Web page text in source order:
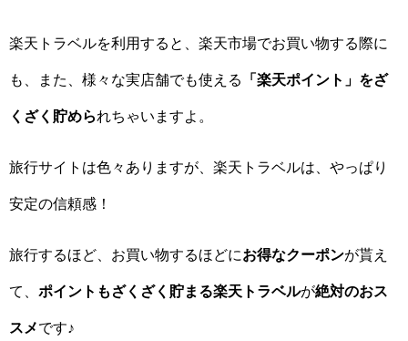
楽天トラベルを利用すると、楽天市場でお買い物する際に
も、また、様々な実店舗でも使える 「楽天ポイント」をざ
くざく貯められちゃいますよ。
旅行サイトは色々ありますが、楽天トラベルは、やっぱり
安定の信頼感！
旅行するほど、お買い物するほどにお得なクーポンが貰え
て、 ポイントもざくざく貯まる楽天トラベルが絶対のおス
スメです♪